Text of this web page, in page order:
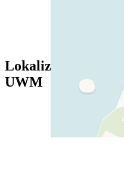
Lokalizacja —
UWM